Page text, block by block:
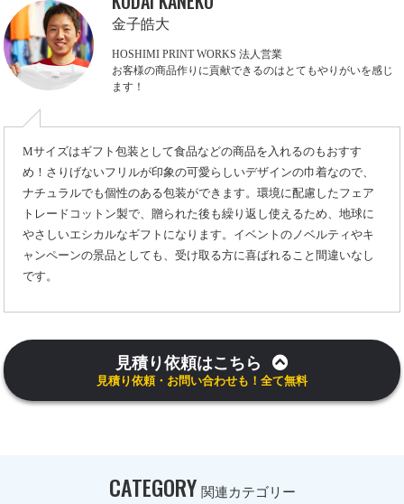
金子皓大
HOSHIMI PRINT WORKS 法人営業
お客様の商品作りに貢献できるのはとてもやりがいを感じ
ます！
Mサイズはギフト包装として食品などの商品を入れるのもおすす
め！さりげないフリルが印象の可愛らしいデザインの巾着なので、
ナチュラルでも個性のある包装ができます。環境に配慮したフェア
トレードコットン製で、贈られた後も繰り返し使えるため、地球に
やさしいエシカルなギフトになります。イベントのノベルティやキ
ャンペーンの景品としても、受け取る方に喜ばれること間違いなし
です。
見積り依頼はこちら
見積り依頼・お問い合わせも！全て無料
CATEGORY 関連カテゴリー